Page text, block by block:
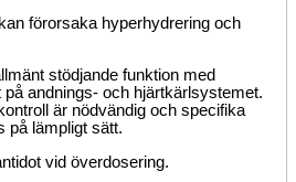
förorsaka hyperhydrering och
stödjande funktion med
andnings- och hjärtkärlsystemet.
är nödvändig och specifika
på lämpligt sätt.
vid överdosering.